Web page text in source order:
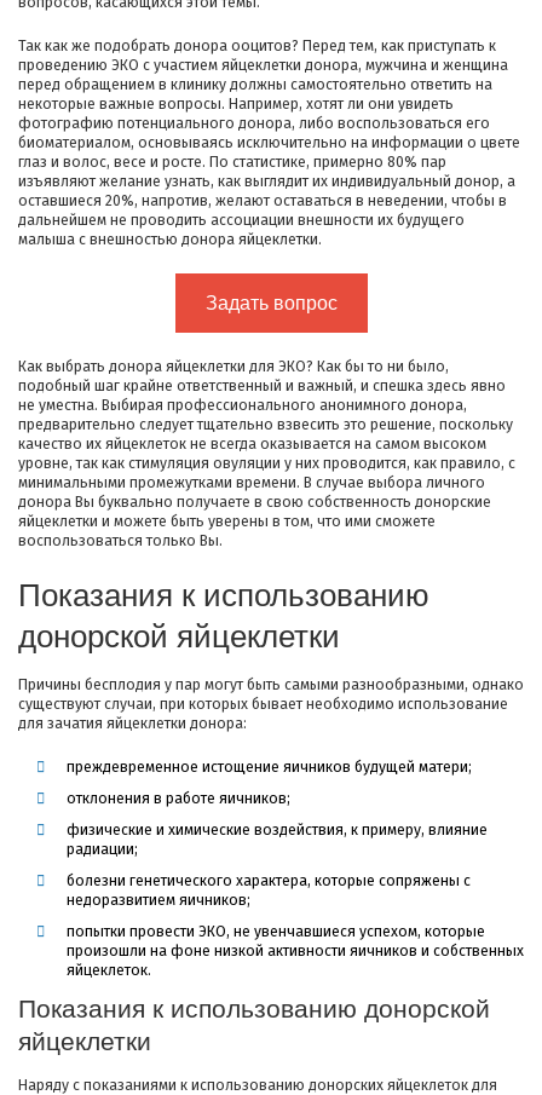
Так как же подобрать донора ооцитов? Перед тем, как приступать к
проведению ЭКО с участием яйцеклетки донора, мужчина и женщина
перед обращением в клинику должны самостоятельно ответить на
некоторые важные вопросы. Например, хотят ли они увидеть
фотографию потенциального донора, либо воспользоваться его
биоматериалом, основываясь исключительно на информации о цвете
глаз и волос, весе и росте. По статистике, примерно 80% пар
изъявляют желание узнать, как выглядит их индивидуальный донор, а
оставшиеся 20%, напротив, желают оставаться в неведении, чтобы в
дальнейшем не проводить ассоциации внешности их будущего
малыша с внешностью донора яйцеклетки.
Задать вопрос
Как выбрать донора яйцеклетки для ЭКО? Как бы то ни было,
подобный шаг крайне ответственный и важный, и спешка здесь явно
не уместна. Выбирая профессионального анонимного донора,
предварительно следует тщательно взвесить это решение, поскольку
качество их яйцеклеток не всегда оказывается на самом высоком
уровне, так как стимуляция овуляции у них проводится, как правило, с
минимальными промежутками времени. В случае выбора личного
донора Вы буквально получаете в свою собственность донорские
яйцеклетки и можете быть уверены в том, что ими сможете
воспользоваться только Вы.
Показания к использованию
донорской яйцеклетки
Причины бесплодия у пар могут быть самыми разнообразными, однако
существуют случаи, при которых бывает необходимо использование
для зачатия яйцеклетки донора:
преждевременное истощение яичников будущей матери;
отклонения в работе яичников;
физические и химические воздействия, к примеру, влияние
радиации;
болезни генетического характера, которые сопряжены с
недоразвитием яичников;
попытки провести ЭКО, не увенчавшиеся успехом, которые
произошли на фоне низкой активности яичников и собственных
яйцеклеток.
Показания к использованию донорской
яйцеклетки
Наряду с показаниями к использованию донорских яйцеклеток для